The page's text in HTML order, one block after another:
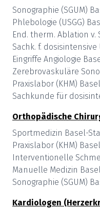
Sonographie (SGUM)
Phlebologie (USGG)
End. therm. Ablation v.
Sachk. f.
Eingriffe Angiologie
Zerebrovaskuläre
Praxislabor (KHM)
Sachkunde für
Orthopädische
Sportmedizin Basel-
Praxislabor (KHM)
Interventionelle
Manuelle Medizin
Sonographie (SGUM)
Kardiologen